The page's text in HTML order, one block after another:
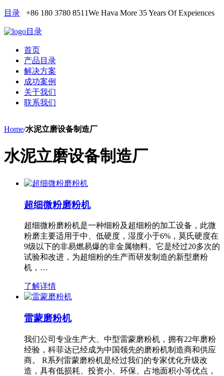
目录 +86 180 3780 8511We Hava More 35 Years Of Expeiences
目录
首页
产品目录
解决方案
成功案例
关于我们
联系我们
Home/水泥立磨设备制造厂
水泥立磨设备制造厂
超细微粉磨粉机
超细微粉磨粉机是一种细粉及超细粉的加工设备，此微
粉磨主要适用于中、低硬度，湿度小于6%，莫氏硬度在
9级以下的非易燃易爆的非金属物料。它是经过20多次的
试验和改进，为超细粉的生产而研发制造的新型磨粉
机，…
了解详情
雷蒙磨粉机
我们公司专业生产大、中型雷蒙磨粉机，拥有22年磨粉
经验，科菲达已经成为中国领先的磨粉机制造商和供应
商。 R系列雷蒙磨粉机是经过我们的专家优化升级改
造，具有低损耗、投资小、环保、占地面积小等优点，